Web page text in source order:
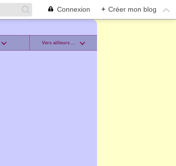
Connexion + Créer mon blog
Vers ailleurs ...